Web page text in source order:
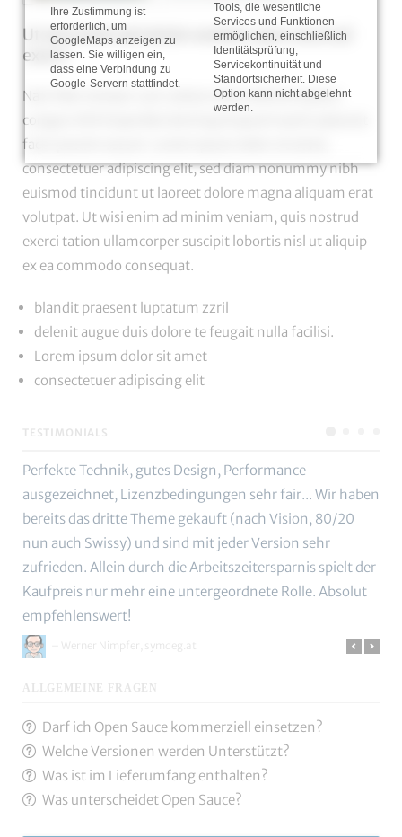
Ut wisi enim ad minim veniam, quis nostrud
exerci
Nam liber tempor cum soluta nobis eleifend option
congue
facer possim assum. Lorem ipsum dolor sit amet,
consectetuer adipiscing elit, sed diam nonummy nibh
euismod tincidunt ut laoreet dolore magna aliquam erat
volutpat. Ut wisi enim ad minim veniam, quis nostrud
exerci tation ullamcorper suscipit lobortis nisl ut aliquip
ex ea commodo consequat.
blandit praesent luptatum zzril
delenit augue duis dolore te feugait nulla facilisi.
Lorem ipsum dolor sit amet
consectetuer adipiscing elit
TESTIMONIALS
Perfekte Technik, gutes Design, Performance
ausgezeichnet, Lizenzbedingungen sehr fair... Wir haben
bereits das dritte Theme gekauft (nach Vision, 80/20
nun auch Swissy) und sind mit jeder Version sehr
zufrieden. Allein durch die Arbeitszeitersparnis spielt der
Kaufpreis nur mehr eine untergeordnete Rolle. Absolut
empfehlenswert!
– Werner Nimpfer, symdeg.at
ALLGEMEINE FRAGEN
Darf ich Open Sauce kommerziell einsetzen?
Welche Versionen werden Unterstützt?
Was ist im Lieferumfang enthalten?
Was unterscheidet Open Sauce?
Ihre Zustimmung ist
erforderlich, um
GoogleMaps anzeigen zu
lassen. Sie willigen ein,
dass eine Verbindung zu
Google-Servern stattfindet.
Tools, die wesentliche
Services und Funktionen
ermöglichen, einschließlich
Identitätsprüfung,
Servicekontinuität und
Standortsicherheit. Diese
Option kann nicht abgelehnt
werden.